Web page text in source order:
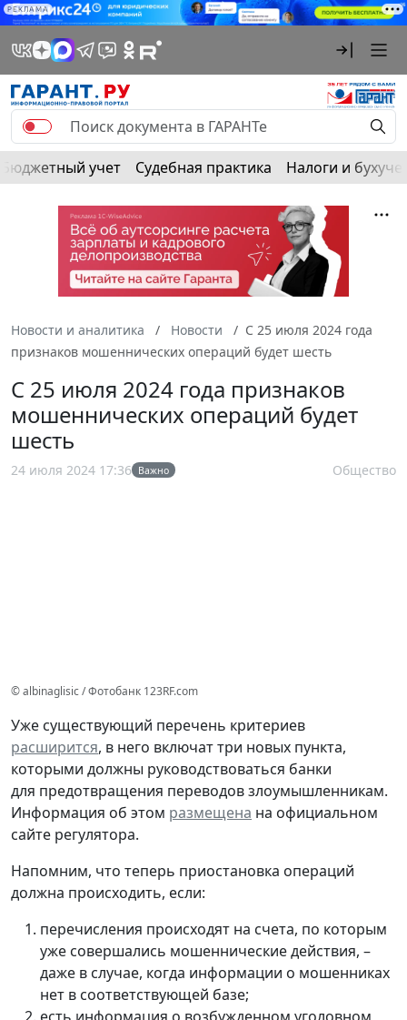
РЕКЛАМА
Бюджетный учет Судебная практика Налоги и
Новости и аналитика Новости
С 25 июля 2024 года
признаков мошеннических операций будет шесть
С 25 июля 2024 года признаков
мошеннических операций будет
шесть
24 июля 2024 17:36 Важно Общество
© albinaglisic / Фотобанк 123RF.com
Уже существующий перечень критериев
расширится, в него включат три новых пункта,
которыми должны руководствоваться банки
для предотвращения переводов злоумышленникам.
Информация об этом размещена на официальном
сайте регулятора.
Напомним, что теперь приостановка операций
должна происходить, если:
перечисления происходят на счета, по которым
уже совершались мошеннические действия, –
даже в случае, когда информации о мошенниках
нет в соответствующей базе;